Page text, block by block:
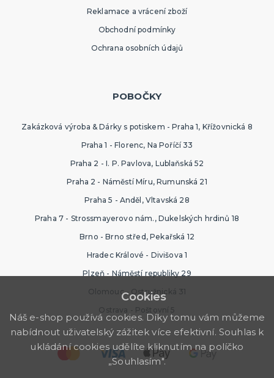
Reklamace a vrácení zboží
Obchodní podmínky
Ochrana osobních údajů
POBOČKY
Zakázková výroba & Dárky s potiskem - Praha 1, Křížovnická 8
Praha 1 - Florenc, Na Poříčí 33
Praha 2 - I. P. Pavlova, Lublaňská 52
Praha 2 - Náměstí Míru, Rumunská 21
Praha 5 - Anděl, Vltavská 28
Praha 7 - Strossmayerovo nám., Dukelských hrdinů 18
Brno - Brno střed, Pekařská 12
Hradec Králové - Divišova 1
Plzeň - Náměstí republiky 29
Olomouc - Ostružnická 31
Ostrava - Poštovní 5
Cookies
Náš e-shop používá cookies. Díky tomu vám můžeme
nabídnout uživatelský zážitek více efektivní. Souhlas k
ukládání cookies udělíte kliknutím na políčko
„Souhlasím".